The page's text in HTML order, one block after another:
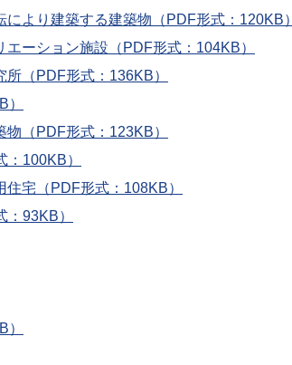
より建築する建築物（PDF形式：120KB）
ーション施設（PDF形式：104KB）
（PDF形式：136KB）
（PDF形式：123KB）
100KB）
宅（PDF形式：108KB）
93KB）